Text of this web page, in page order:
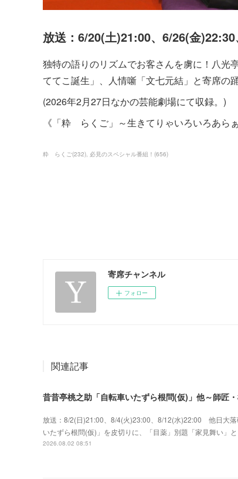
放送：6/20(土)21:00、6/26(金
独特の語りのリズムでお客さんを虜に！八光
ててこ誕生」、人情噺「文七元結」と寄席の
(2026年2月27日なかの芸能劇場にて収録。)
《「粋 らくご」～生きてりゃいろいろあら
粋 らくご(232) 必見のスペシャル番組！ (656)
寄席チャンネル
フォロー
関連記事
昔昔亭桃之助「自転車いたずら根問(仮)」他～師匠
放送：8/2(日)21:00、8/4(火)23:00、8/12(水)22:00 他日大
いたずら根問(仮)」を皮切りに、「目薬」別題「家見舞い」
2026.08.02 08:51